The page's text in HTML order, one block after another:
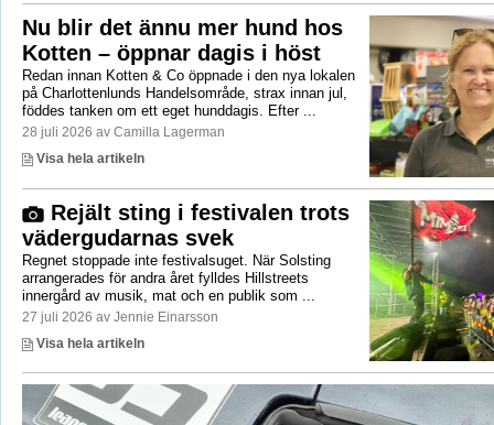
Nu blir det ännu mer hund hos
Kotten – öppnar dagis i höst
Redan innan Kotten & Co öppnade i den nya lokalen
på Charlottenlunds Handelsområde, strax innan jul,
föddes tanken om ett eget hunddagis. Efter ...
28 juli 2026 av Camilla Lagerman
Visa hela artikeln
Rejält sting i festivalen trots
vädergudarnas svek
Regnet stoppade inte festivalsuget. När Solsting
arrangerades för andra året fylldes Hillstreets
innergård av musik, mat och en publik som ...
27 juli 2026 av Jennie Einarsson
Visa hela artikeln